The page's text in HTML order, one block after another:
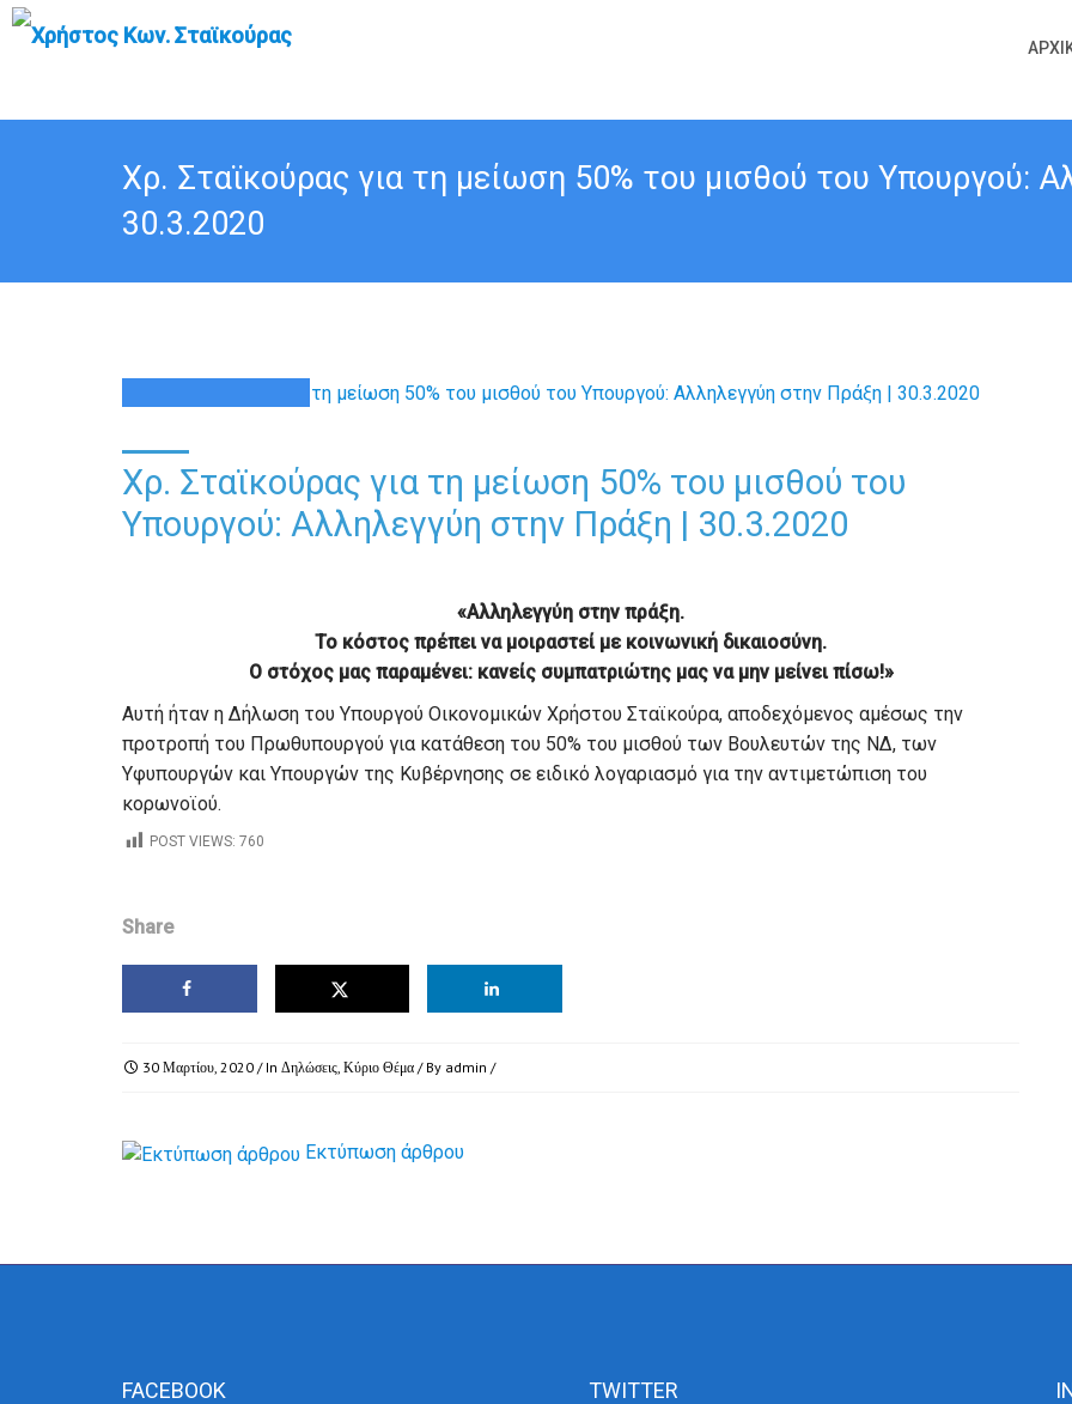
Χρ. Σταϊκούρας για τη μείωση 50% του μισθού του Υπουργού:
30.3.2020
Χρ. Σταϊκούρας για τη μείωση 50% του μισθού του
Υπουργού: Αλληλεγγύη στην Πράξη | 30.3.2020
«Αλληλεγγύη στην πράξη.
Το κόστος πρέπει να μοιραστεί με κοινωνική δικαιοσύνη.
Ο στόχος μας παραμένει: κανείς συμπατριώτης μας να μην μείνει πίσω!»
Αυτή ήταν η Δήλωση του Υπουργού Οικονομικών Χρήστου Σταϊκούρα, αποδεχόμενος αμέσως την
προτροπή του Πρωθυπουργού για κατάθεση του 50% του μισθού των Βουλευτών της ΝΔ, των
Υφυπουργών και Υπουργών της Κυβέρνησης σε ειδικό λογαριασμό για την αντιμετώπιση του
κορωνοϊού.
POST VIEWS: 760
Share
30 Μαρτίου, 2020 / In Δηλώσεις, Κύριο Θέμα / By admin /
Εκτύπωση άρθρου
FACEBOOK TWITTER